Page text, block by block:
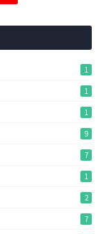
1
1
1
9
7
1
2
7